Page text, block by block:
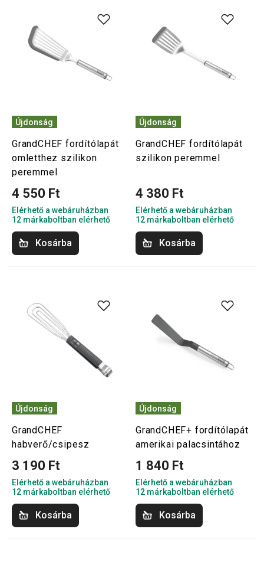
Újdonság
GrandCHEF fordítólapát
omletthez szilikon
peremmel
4 550 Ft
Elérhető a webáruházban
12 márkaboltban elérhető
Kosárba
Újdonság
GrandCHEF fordítólapát
szilikon peremmel
4 380 Ft
Elérhető a webáruházban
12 márkaboltban elérhető
Kosárba
Újdonság
GrandCHEF
habverő/csipesz
3 190 Ft
Elérhető a webáruházban
12 márkaboltban elérhető
Kosárba
Újdonság
GrandCHEF+ fordítólapát
amerikai palacsintához
1 840 Ft
Elérhető a webáruházban
12 márkaboltban elérhető
Kosárba